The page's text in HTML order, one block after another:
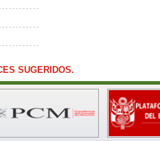
SUGERIDOS.